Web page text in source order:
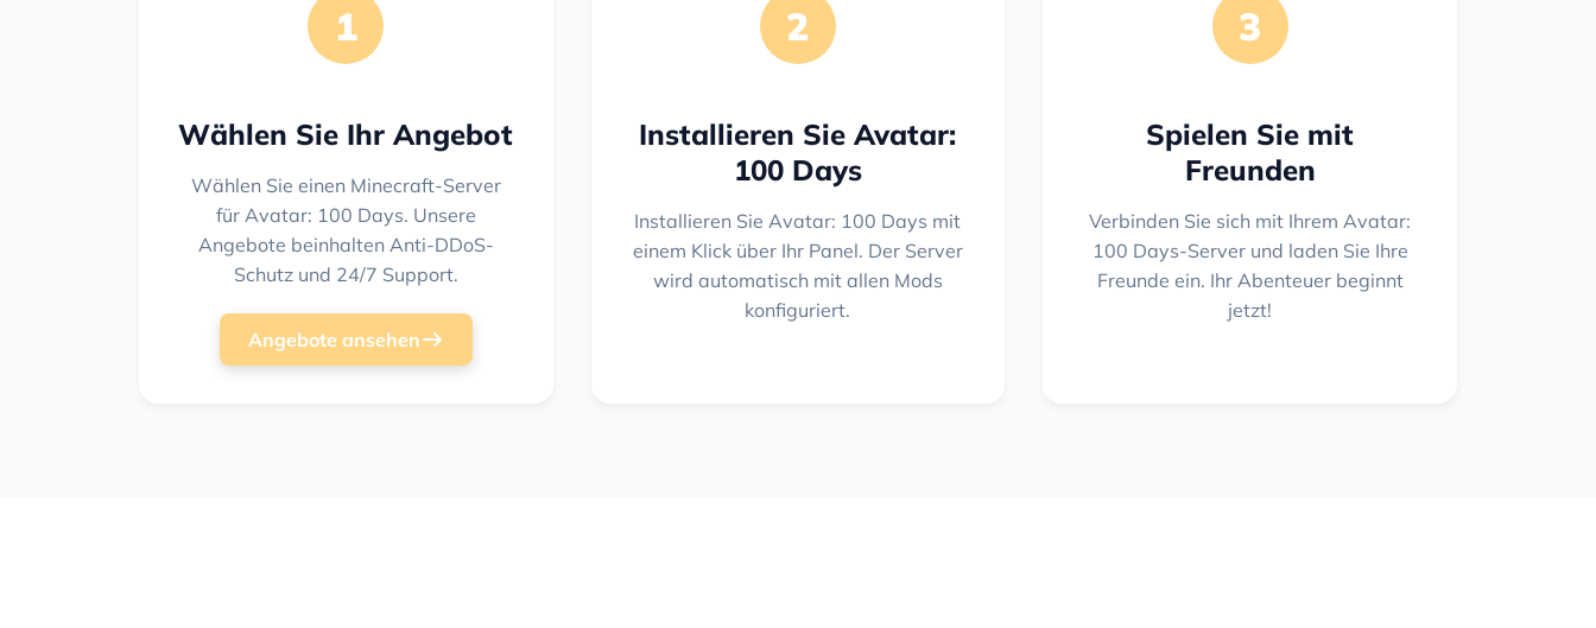
1
Wählen Sie Ihr Angebot
Wählen Sie einen Minecraft-Server
für Avatar: 100 Days. Unsere
Angebote beinhalten Anti-DDoS-
Schutz und 24/7 Support.
Angebote ansehen
2
Installieren Sie Avatar:
100 Days
Installieren Sie Avatar: 100 Days mit
einem Klick über Ihr Panel. Der Server
wird automatisch mit allen Mods
konfiguriert.
3
Spielen Sie mit
Freunden
Verbinden Sie sich mit Ihrem Avatar:
100 Days-Server und laden Sie Ihre
Freunde ein. Ihr Abenteuer beginnt
jetzt!